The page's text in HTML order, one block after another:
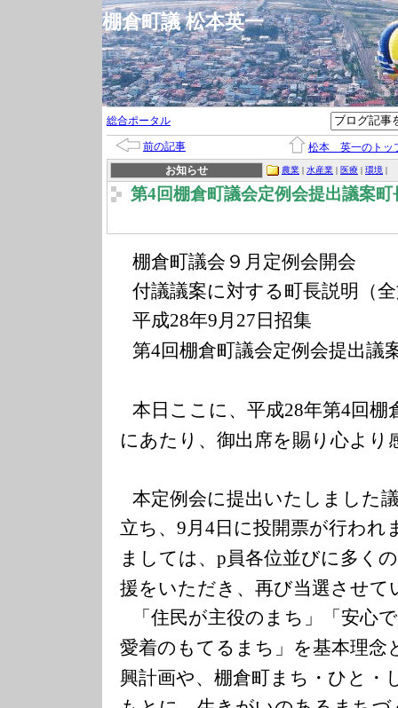
棚倉町議 松本英一
総合ポータル
前の記事
松本 英一のトッ
お知らせ
農業 | 水産業 | 医療 | 環境 |
第4回棚倉町議会定例会提出議案町
棚倉町議会９月定例会開会
付議議案に対する町長説明（
平成28年9 月 27日招集
第4回棚倉町議会定例会提出議
本日ここに、平成28年第4回棚
にあたり、御出席を賜り心より
本定例会に提出いたしました
立ち、9 月4日に投開票が行われ
ましては、p 員各位並びに多く
援をいただき、再び当選させ
「住民が主役のまち」「安心
愛着のもてるまち」を基本理念
興計画や、棚倉町まち・ひと・